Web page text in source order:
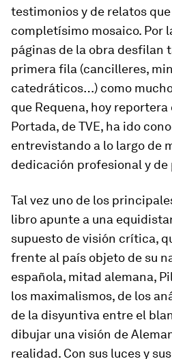
testimonios y de relatos
completísimo mosaico. Por
páginas de la obra desfilan
primera fila (cancilleres,
catedráticos…) como
que Requena, hoy
Portada, de TVE, ha ido
entrevistando a lo largo de
dedicación profesional y de
Tal vez uno de los
libro apunte a una
supuesto de visión crítica,
frente al país objeto de su
española, mitad alemana,
los maximalismos, de los
de la disyuntiva entre el
dibujar una visión de
realidad. Con sus luces y